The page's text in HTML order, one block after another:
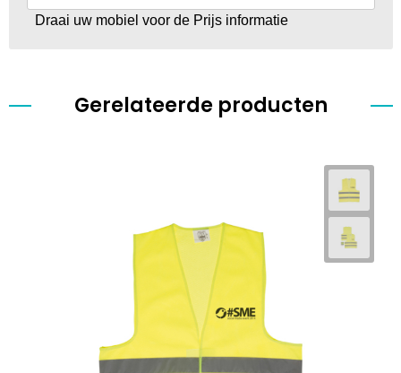
Draai uw mobiel voor de Prijs informatie
Gerelateerde producten